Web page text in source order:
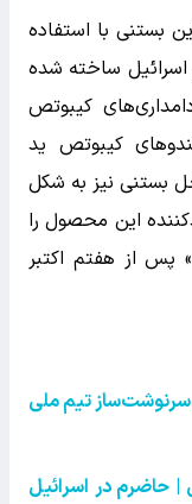
بستنی با استفاده
اسرائیل ساخته شده
کیبوتص
کیبوتص ید
بستنی نیز به شکل
این محصول را
پس از هفتم اکتبر
سرنوشت‌ساز تیم ملی
| حاضرم در اسرائیل